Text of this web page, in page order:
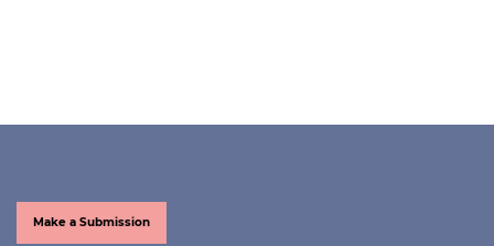
Make a Submission